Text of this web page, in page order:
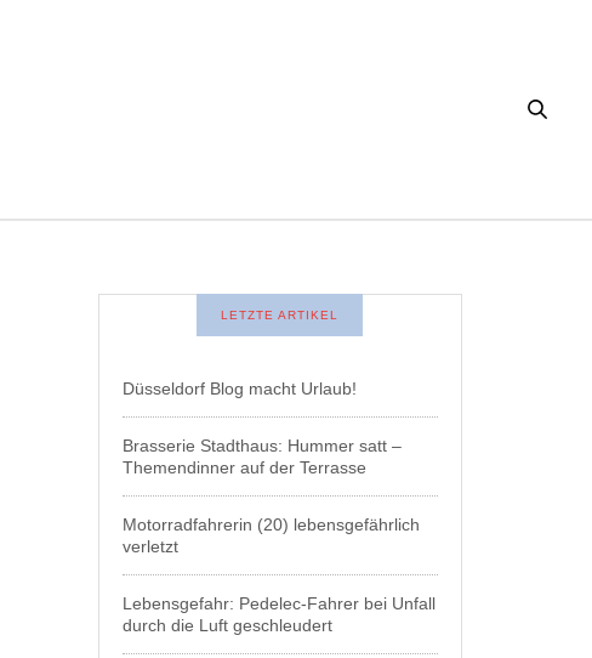
LETZTE ARTIKEL
Düsseldorf Blog macht Urlaub!
Brasserie Stadthaus: Hummer satt –
Themendinner auf der Terrasse
Motorradfahrerin (20) lebensgefährlich
verletzt
Lebensgefahr: Pedelec-Fahrer bei Unfall
durch die Luft geschleudert